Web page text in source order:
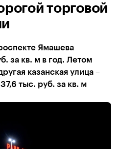
торговой
Ямашева
за кв. м в год. Летом
казанская улица –
тыс. руб. за кв. м